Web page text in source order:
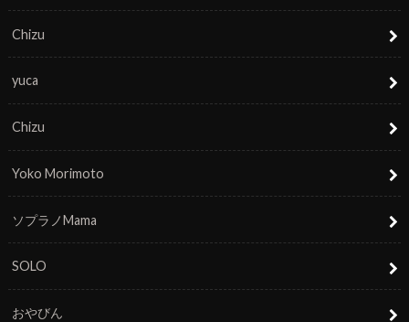
Chizu
yuca
Chizu
Yoko Morimoto
ソプラノMama
SOLO
おやびん